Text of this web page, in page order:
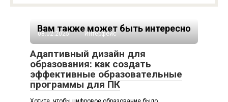
Вам также может быть интересно
08.02.2025 Интерфейс
Адаптивный дизайн для
образования: как создать
эффективные образовательные
программы для ПК